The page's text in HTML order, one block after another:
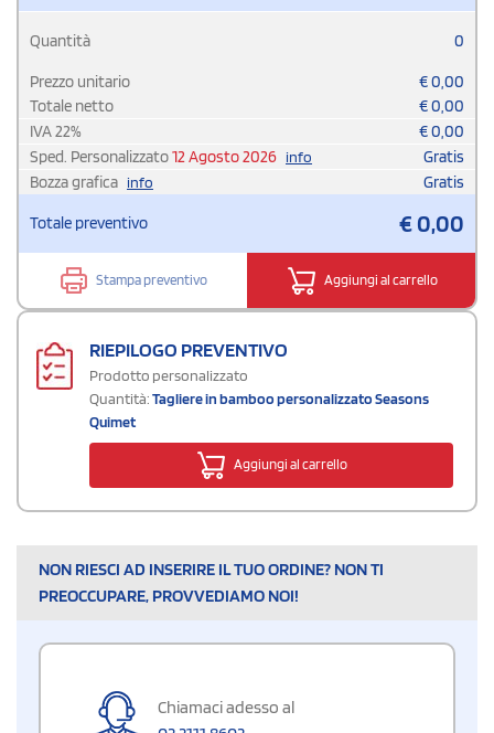
Quantità 0
Prezzo unitario €0,00
Totale netto
€0,00
IVA22% €0,00
Sped. Personalizzato12 Agosto 2026 info
Gratis
Bozza grafica info Gratis
Totale preventivo €0,00
Stampa preventivo Aggiungi al carrello
RIEPILOGO PREVENTIVO
Prodotto personalizzato
Quantità:Tagliere in bamboo personalizzato Seasons
Quimet
Aggiungi al carrello
NON RIESCI AD INSERIRE IL TUO ORDINE? NON TI
PREOCCUPARE, PROVVEDIAMO NOI!
Chiamaci adesso al